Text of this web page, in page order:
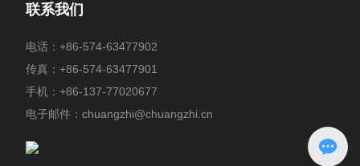
联系我们
电话：+86-574-63477902
传真：+86-574-63477901
手机：+86-137-77020677
电子邮件：chuangzhi@chuangzhi.cn